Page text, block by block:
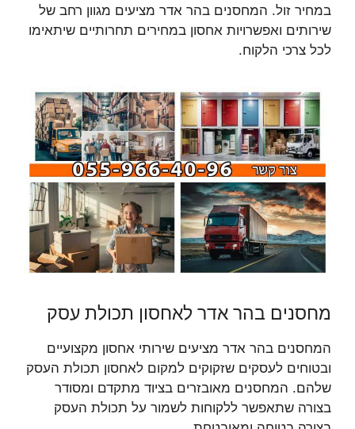
במחיר זול. המחסנים בהר אדר מציעים מגוון רחב של
שירותים ואפשרויות אחסון במחירים תחרותיים שיתאימו
לכל צרכי הלקוח.
מחסנים בהר אדר לאחסון תכולת עסק
המחסנים בהר אדר מציעים שירותי אחסון מקצועיים
ובטוחים לעסקים שזקוקים למקום לאחסון תכולת העסק
שלהם. המחסנים מאובזרים בציוד מתקדם ומסודר
בצורה שתאפשר ללקוחות לשמור על תכולת העסק